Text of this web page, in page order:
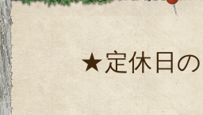
★定休日